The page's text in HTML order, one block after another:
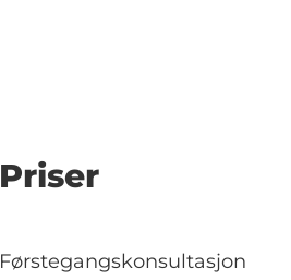
Priser
Førstegangskonsultasjon